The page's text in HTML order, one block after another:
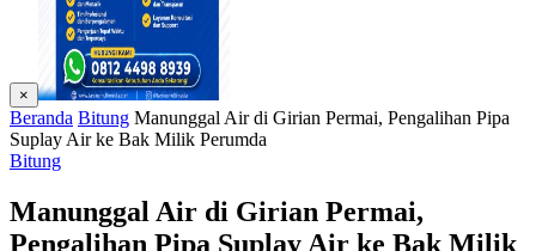
×
Beranda Bitung Manunggal Air di Girian Permai, Pengalihan Pipa
Suplay Air ke Bak Milik Perumda
Bitung
Manunggal Air di Girian Permai,
Pengalihan Pipa Suplay Air ke Bak Milik